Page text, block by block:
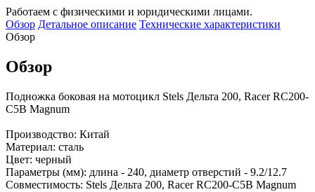
Работаем с физическими и юридическими лицами.
Обзор Детальное описание Технические характеристики
Обзор
Обзор
Подножка боковая на мотоцикл Stels Дельта 200, Racer RC200-
C5B Magnum
Производство: Китай
Материал: сталь
Цвет: черный
Параметры (мм): длина - 240, диаметр отверстий - 9.2/12.7
Совместимость: Stels Дельта 200, Racer RC200-C5B Magnum